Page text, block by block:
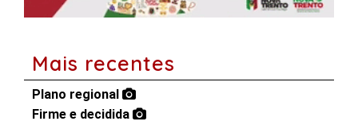
Mais recentes
Plano regional
Firme e decidida